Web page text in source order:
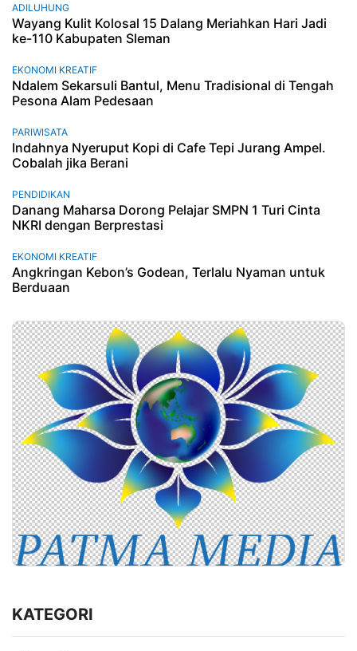
ADILUHUNG
Wayang Kulit Kolosal 15 Dalang Meriahkan Hari Jadi
ke-110 Kabupaten Sleman
EKONOMI KREATIF
Ndalem Sekarsuli Bantul, Menu Tradisional di Tengah
Pesona Alam Pedesaan
PARIWISATA
Indahnya Nyeruput Kopi di Cafe Tepi Jurang Ampel.
Cobalah jika Berani
PENDIDIKAN
Danang Maharsa Dorong Pelajar SMPN 1 Turi Cinta
NKRI dengan Berprestasi
EKONOMI KREATIF
Angkringan Kebon’s Godean, Terlalu Nyaman untuk
Berduaan
KATEGORI